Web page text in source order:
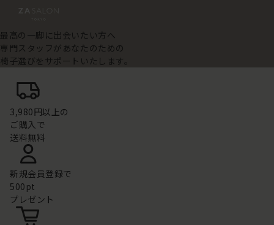
最高の一脚に出会いたい方へ
専門スタッフがあなたのための
椅子選びをサポートいたします。
3,980円以上の
ご購入で
送料無料
新規会員登録で
500pt
プレゼント